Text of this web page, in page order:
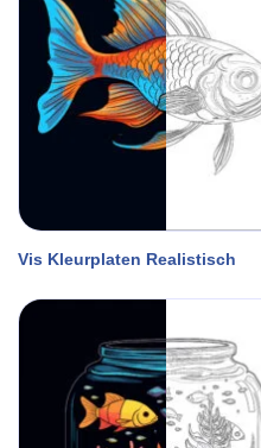
Vis Kleurplaten Realistisch